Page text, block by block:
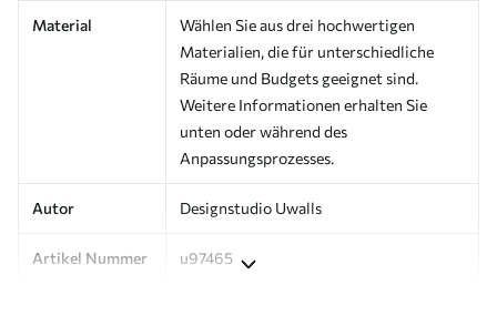
Material
Wählen Sie aus drei hochwertigen
Materialien, die für unterschiedliche
Räume und Budgets geeignet sind.
Weitere Informationen erhalten Sie
unten oder während des
Anpassungsprozesses.
Autor Designstudio Uwalls
Artikel Nummer u97465